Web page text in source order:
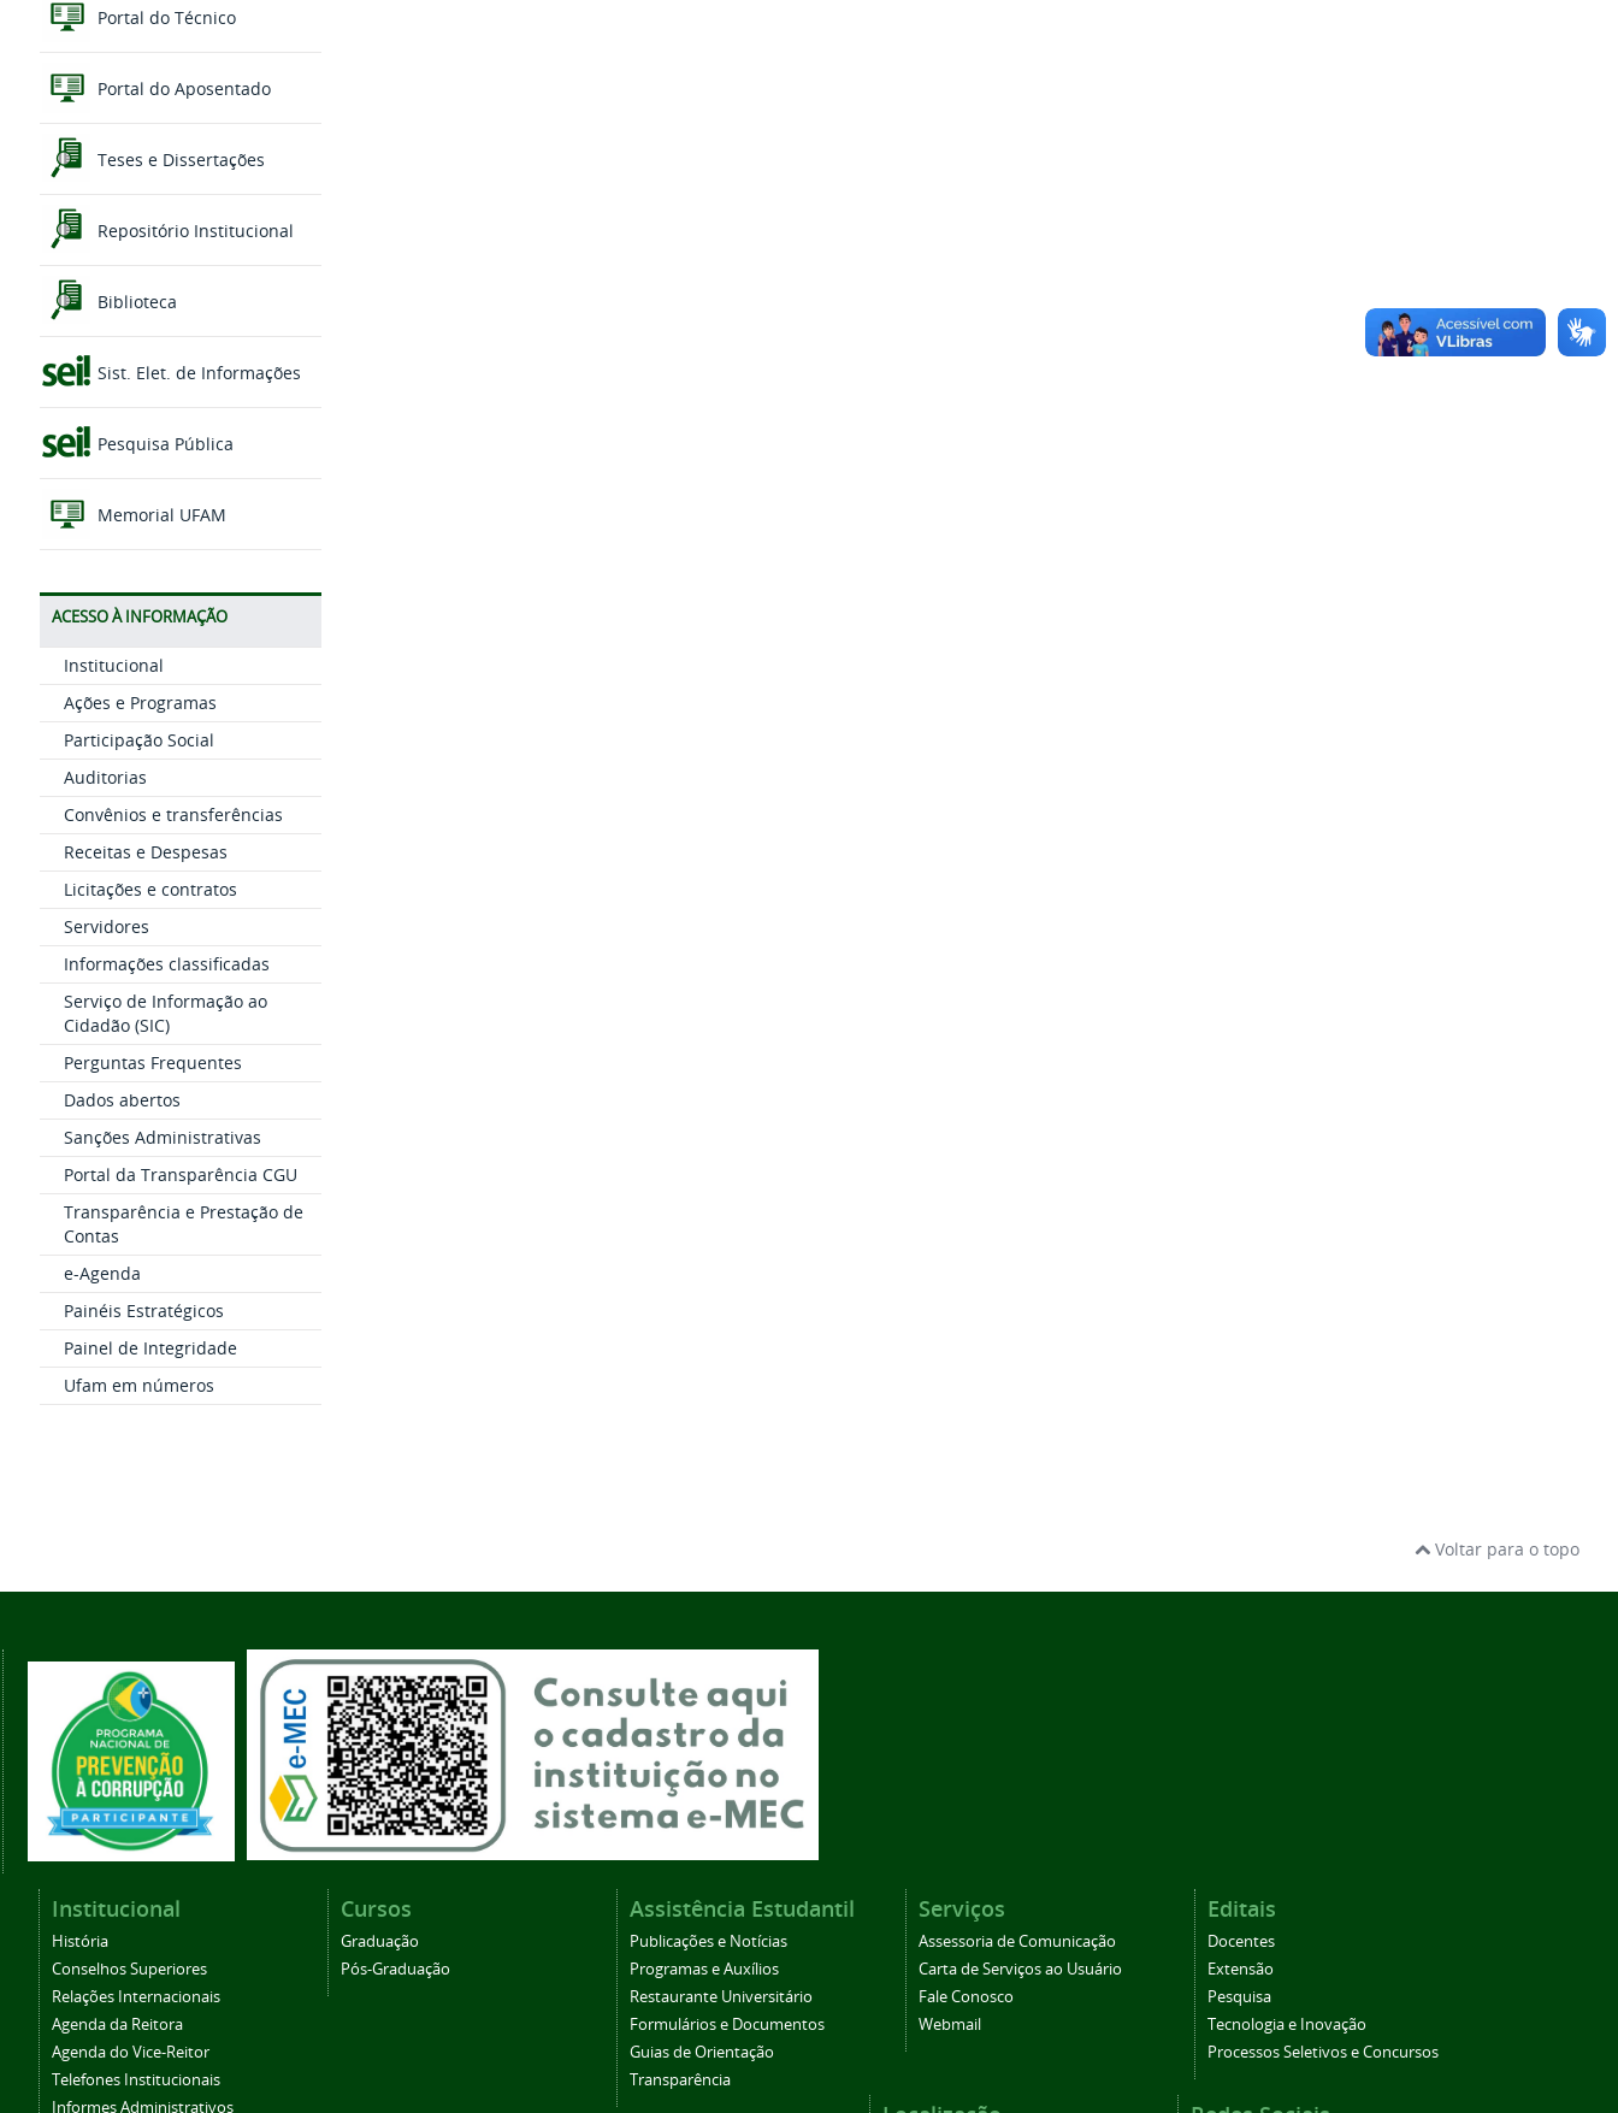
Portal do Técnico
Portal do Aposentado
Teses e Dissertações
Repositório Institucional
Biblioteca
Sist. Elet. de Informações
Pesquisa Pública
Memorial UFAM
ACESSO À INFORMAÇÃO
Institucional
Ações e Programas
Participação Social
Auditorias
Convênios e transferências
Receitas e Despesas
Licitações e contratos
Servidores
Informações classificadas
Serviço de Informação ao
Cidadão (SIC)
Perguntas Frequentes
Dados abertos
Sanções Administrativas
Portal da Transparência CGU
Transparência e Prestação de
Contas
e-Agenda
Painéis Estratégicos
Painel de Integridade
Ufam em números
Voltar para o topo
Institucional
História
Conselhos Superiores
Relações Internacionais
Agenda da Reitora
Agenda do Vice-Reitor
Telefones Institucionais
Informes Administrativos
Cursos
Graduação
Pós-Graduação
Assistência Estudantil
Publicações e Notícias
Programas e Auxílios
Restaurante Universitário
Formulários e Documentos
Guias de Orientação
Transparência
Serviços
Assessoria de Comunicação
Carta de Serviços ao Usuário
Fale Conosco
Webmail
Editais
Docentes
Extensão
Pesquisa
Tecnologia e Inovação
Processos Seletivos e Concursos